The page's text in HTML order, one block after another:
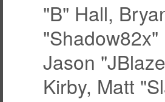
"B" Hall,
Jason
Kirby, Matt